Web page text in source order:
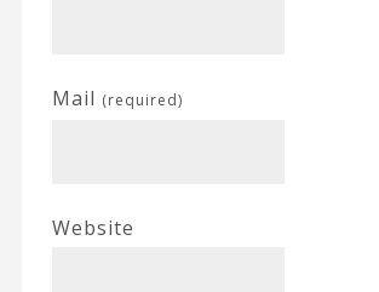
Mail (required)
Website